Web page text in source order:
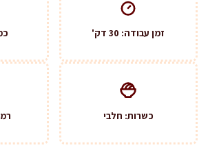
זמן עבודה: 30 דק'
כשרות: חלבי